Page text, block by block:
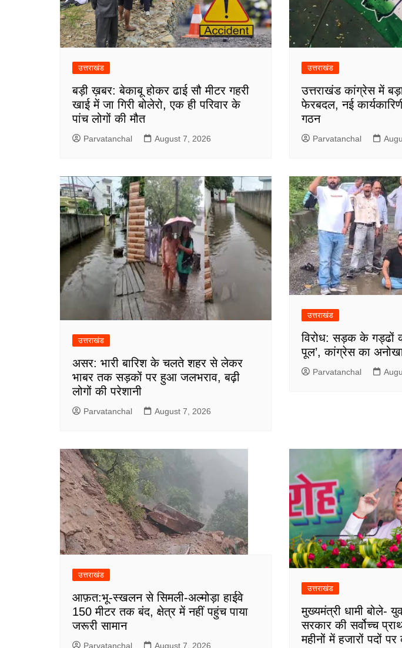
उत्तराखंड
बड़ी ख़बर: बेकाबू होकर ढाई सौ मीटर गहरी
खाई में जा गिरी बोलेरो, एक ही परिवार के
पांच लोगों की मौत
Parvatanchal August 7, 2026
उत्तराखंड
उत्तराखंड कांग्रेस में
फेरबदल, नई
गठन
Parvatanchal
उत्तराखंड
असर: भारी बारिश के चलते शहर से लेकर
भाबर तक सड़कों पर हुआ जलभराव, बढ़ी
लोगों की परेशानी
Parvatanchal August 7, 2026
उत्तराखंड
विरोध: सड़क के गड्ढों
पूल’, कांग्रेस का अनोखा
Parvatanchal
उत्तराखंड
आफ़त:भू-स्खलन से सिमली-अल्मोड़ा हाईवे
150 मीटर तक बंद, क्षेत्र में नहीं पहुंच पाया
जरूरी सामान
Parvatanchal August 7, 2026
उत्तराखंड
मुख्यमंत्री धामी बोले-
सरकार की सर्वोच्च
महीनों में हजारों पदों पर